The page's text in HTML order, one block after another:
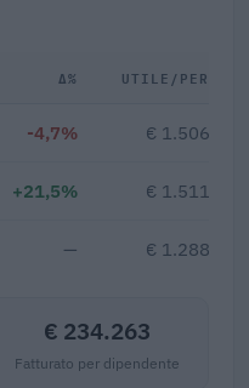
Δ% UTILE/PERDITA
-4,7% € 1.506.287
+21,5% € 1.511.840
— € 1.288.453
€ 234.263
Fatturato per dipendente